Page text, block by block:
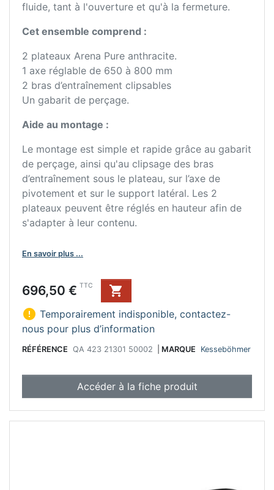
fluide, tant à l'ouverture et qu'à la fermeture.
Cet ensemble comprend :
2 plateaux Arena Pure anthracite.
1 axe réglable de 650 à 800 mm
2 bras d’entraînement clipsables
Un gabarit de perçage.
Aide au montage :
Le montage est simple et rapide grâce au gabarit
de perçage, ainsi qu'au clipsage des bras
d’entraînement sous le plateau, sur l’axe de
pivotement et sur le support latéral. Les 2
plateaux peuvent être réglés en hauteur afin de
s'adapter à leur contenu.
En savoir plus ...
Prix
696,50 € TTC

 Temporairement indisponible, contactez-
nous pour plus d’information
RÉFÉRENCE QA 423 21301 50002 MARQUE Kesseböhmer
Accéder à la fiche produit